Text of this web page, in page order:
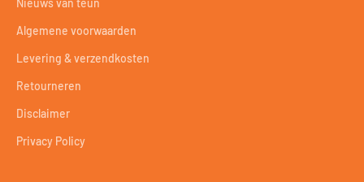
Nieuws van teun
Algemene voorwaarden
Levering & verzendkosten
Retourneren
Disclaimer
Privacy Policy